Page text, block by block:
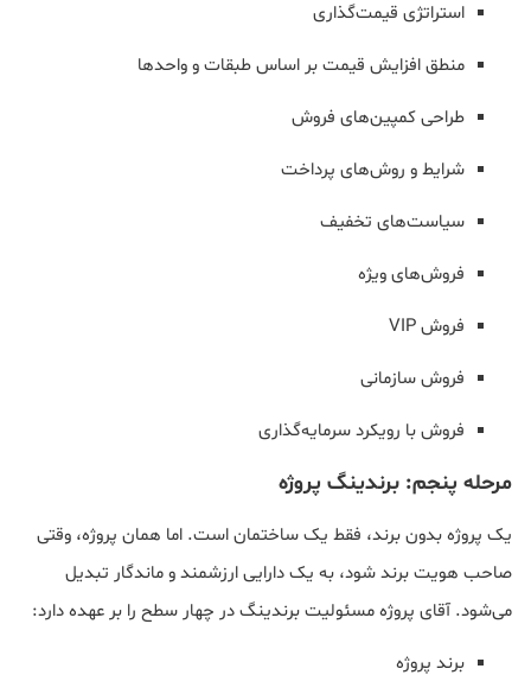
استراتژی قیمت‌گذاری
منطق افزایش قیمت بر اساس طبقات و واحدها
طراحی کمپین‌های فروش
شرایط و روش‌های پرداخت
سیاست‌های تخفیف
فروش‌های ویژه
فروش VIP
فروش سازمانی
فروش با رویکرد سرمایه‌گذاری
مرحله پنجم: برندینگ پروژه
یک پروژه بدون برند، فقط یک ساختمان است. اما همان پروژه، وقتی
صاحب هویت برند شود، به یک دارایی ارزشمند و ماندگار تبدیل
می‌شود. آقای پروژه مسئولیت برندینگ در چهار سطح را بر عهده دارد:
برند پروژه